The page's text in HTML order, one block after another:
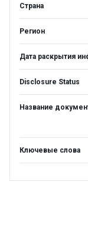
Страна
Регион
Дата раскрытия
Disclosure Status
Название
Ключевые слова